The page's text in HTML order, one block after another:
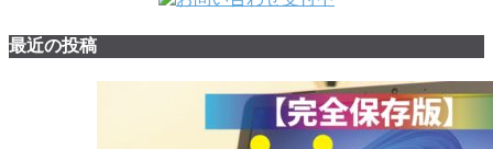
最近の投稿